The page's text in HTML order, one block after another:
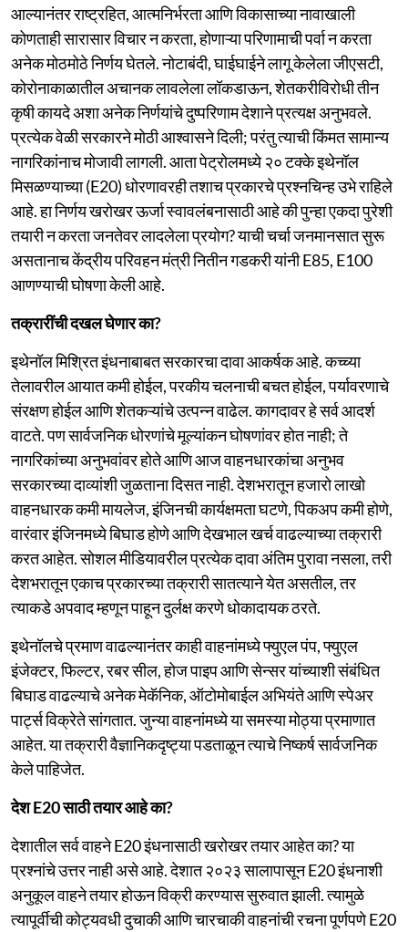
आल्यानंतर राष्ट्रहित, आत्मनिर्भरता आणि विकासाच्या नावाखाली
कोणताही सारासार विचार न करता, होणाऱ्या परिणामाची पर्वा न करता
अनेक मोठमोठे निर्णय घेतले. नोटाबंदी, घाईघाईने लागू केलेला जीएसटी,
कोरोनाकाळातील अचानक लावलेला लॉकडाऊन, शेतकरीविरोधी तीन
कृषी कायदे अशा अनेक निर्णयांचे दुष्परिणाम देशाने प्रत्यक्ष अनुभवले.
प्रत्येक वेळी सरकारने मोठी आश्वासने दिली; परंतु त्याची किंमत सामान्य
नागरिकांनाच मोजावी लागली. आता पेट्रोलमध्ये २० टक्के इथेनॉल
मिसळण्याच्या (E20) धोरणावरही तशाच प्रकारचे प्रश्नचिन्ह उभे राहिले
आहे. हा निर्णय खरोखर ऊर्जा स्वावलंबनासाठी आहे की पुन्हा एकदा पुरेशी
तयारी न करता जनतेवर लादलेला प्रयोग? याची चर्चा जनमानसात सुरू
असतानाच केंद्रीय परिवहन मंत्री नितीन गडकरी यांनी E85, E100
आणण्याची घोषणा केली आहे.
तक्रारींची दखल घेणार का?
इथेनॉल मिश्रित इंधनाबाबत सरकारचा दावा आकर्षक आहे. कच्च्या
तेलावरील आयात कमी होईल, परकीय चलनाची बचत होईल, पर्यावरणाचे
संरक्षण होईल आणि शेतकऱ्यांचे उत्पन्न वाढेल. कागदावर हे सर्व आदर्श
वाटते. पण सार्वजनिक धोरणांचे मूल्यांकन घोषणांवर होत नाही; ते
नागरिकांच्या अनुभवांवर होते आणि आज वाहनधारकांचा अनुभव
सरकारच्या दाव्यांशी जुळताना दिसत नाही. देशभरातून हजारो लाखो
वाहनधारक कमी मायलेज, इंजिनची कार्यक्षमता घटणे, पिकअप कमी होणे,
वारंवार इंजिनमध्ये बिघाड होणे आणि देखभाल खर्च वाढल्याच्या तक्रारी
करत आहेत. सोशल मीडियावरील प्रत्येक दावा अंतिम पुरावा नसला, तरी
देशभरातून एकाच प्रकारच्या तक्रारी सातत्याने येत असतील, तर
त्याकडे अपवाद म्हणून पाहून दुर्लक्ष करणे धोकादायक ठरते.
इथेनॉलचे प्रमाण वाढल्यानंतर काही वाहनांमध्ये फ्युएल पंप, फ्युएल
इंजेक्टर, फिल्टर, रबर सील, होज पाइप आणि सेन्सर यांच्याशी संबंधित
बिघाड वाढल्याचे अनेक मेकॅनिक, ऑटोमोबाईल अभियंते आणि स्पेअर
पार्ट्स विक्रेते सांगतात. जुन्या वाहनांमध्ये या समस्या मोठ्या प्रमाणात
आहेत. या तक्रारी वैज्ञानिकदृष्ट्या पडताळून त्याचे निष्कर्ष सार्वजनिक
केले पाहिजेत.
देश E20 साठी तयार आहे का?
देशातील सर्व वाहने E20 इंधनासाठी खरोखर तयार आहेत का? या
प्रश्नांचे उत्तर नाही असे आहे. देशात २०२३ सालापासून E20 इंधनाशी
अनुकूल वाहने तयार होऊन विक्री करण्यास सुरुवात झाली. त्यामुळे
त्यापूर्वीची कोट्यवधी दुचाकी आणि चारचाकी वाहनांची रचना पूर्णपणे E20